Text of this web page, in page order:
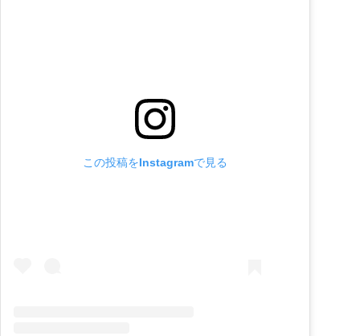
この投稿をInstagramで見る